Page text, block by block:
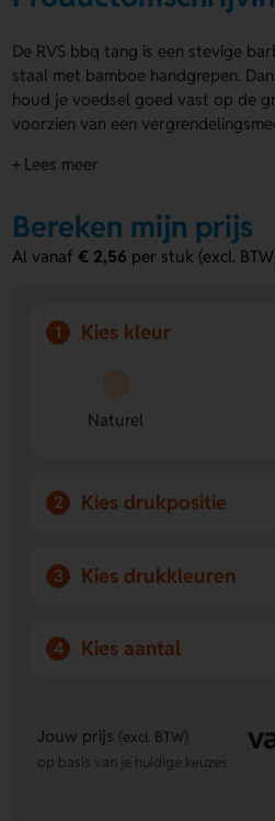
De RVS bbq tang is een stevige
staal met bamboe handgrepen.
houd je voedsel goed vast op de
voorzien van een
is hij handig in gebruik. Je kunt
afhankelijk van je voorkeur.
Voordelen van de RVS
vasthouden van vlees en
Veilig op te bergen
zowel het bamboe als het rvs
+ Lees meer
Bereken mijn prijs
Al vanaf€ 2,56 per stuk (excl.
1 Kies kleur
Naturel
2 Kies drukpositie
3 Kies drukkleuren
4 Kies aantal
Jouw prijs (excl. BTW)
op basis van je huidige keuzes